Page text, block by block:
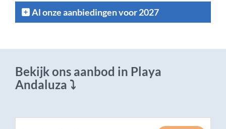
Al onze aanbiedingen voor 2027
Bekijk ons aanbod in Playa
Andaluza ⤵